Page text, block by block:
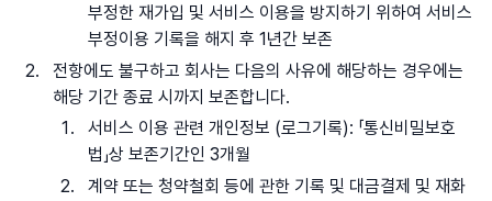
부정한 재가입 및 서비스 이용을 방지하기 위하여 서비스
부정이용 기록을 해지 후 1년간 보존
전항에도 불구하고 회사는 다음의 사유에 해당하는 경우에는
해당 기간 종료 시까지 보존합니다.
서비스 이용 관련 개인정보 (로그기록): 「통신비밀보호
법」상 보존기간인 3개월
계약 또는 청약철회 등에 관한 기록 및 대금결제 및 재화